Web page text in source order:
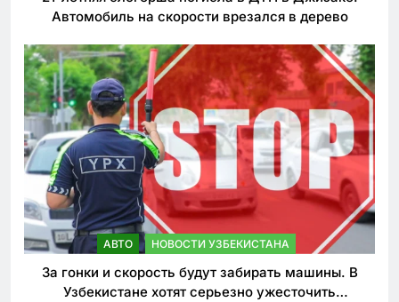
Автомобиль на скорости врезался в дерево
АВТО НОВОСТИ УЗБЕКИСТАНА
За гонки и скорость будут забирать машины. В
Узбекистане хотят серьезно ужесточить